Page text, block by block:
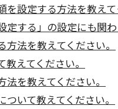
設定する方法を教えて
する」の設定にも関
法を教えてください。
えてください。
を教えてください。
いて教えてください。